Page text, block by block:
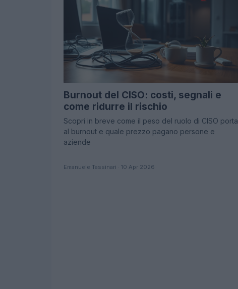
Burnout del CISO: costi, segnali e
come ridurre il rischio
Scopri in breve come il peso del ruolo di CISO porta
al burnout e quale prezzo pagano persone e
aziende
Emanuele Tassinari · 10 Apr 2026